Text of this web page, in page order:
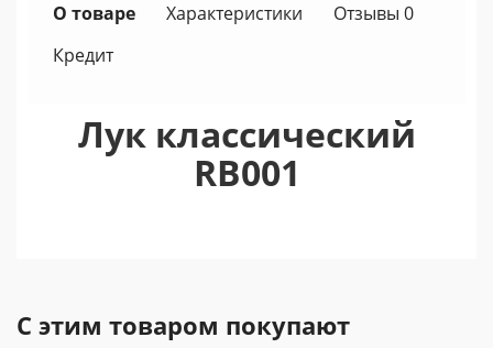
О товаре Характеристики
Отзывы 0
Кредит
Лук классический
RB001
С этим товаром покупают